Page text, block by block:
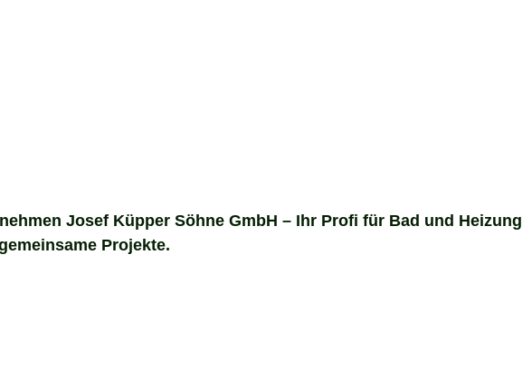
Josef Küpper Söhne GmbH – Ihr Profi für Bad und Heizung
Projekte.